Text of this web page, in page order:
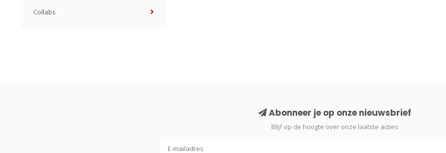
Collabs
Abonneer je op onze nieuwsbrief
Blijf op de hoogte over onze laatste acties